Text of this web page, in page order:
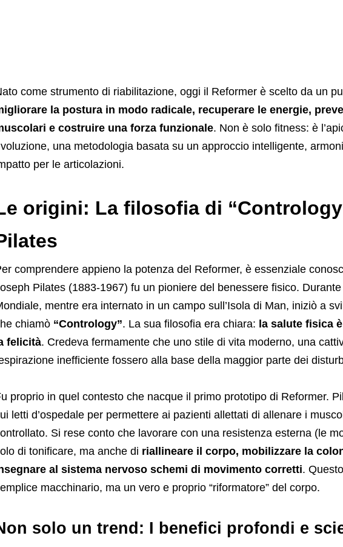
come strumento di riabilitazione, oggi il Reformer è scelto da un
la postura in modo radicale, recuperare le energie,
e costruire una forza funzionale. Non è solo fitness: è
una metodologia basata su un approccio intelligente,
per le articolazioni.
origini: La filosofia di
comprendere appieno la potenza del Reformer, è essenziale
Pilates (1883-1967) fu un pioniere del benessere fisico.
mentre era internato in un campo sull’Isola di Man, iniziò a
chiamò “Contrology”. La sua filosofia era chiara: la salute fisica
felicità. Credeva fermamente che uno stile di vita moderno, una
inefficiente fossero alla base della maggior parte dei
proprio in quel contesto che nacque il primo prototipo di Reformer.
letti d’ospedale per permettere ai pazienti allettati di allenare i
Si rese conto che lavorare con una resistenza esterna (le
di tonificare, ma anche di riallineare il corpo, mobilizzare la
al sistema nervoso schemi di movimento corretti.
macchinario, ma un vero e proprio “riformatore” del corpo.
solo un trend: I benefici profondi e